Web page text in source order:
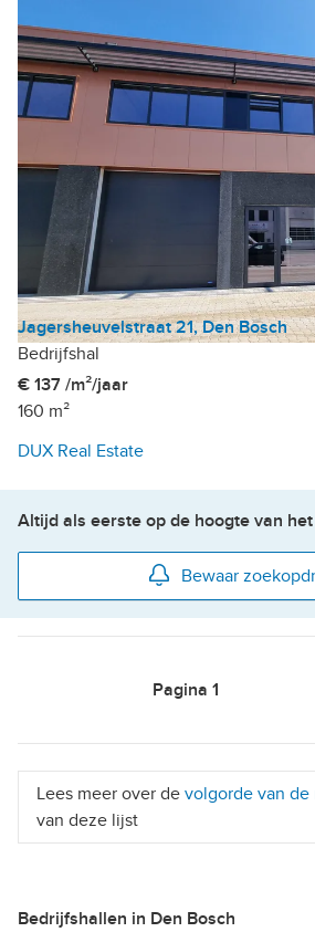
Jagersheuvelstraat 21, Den Bosch
Bedrijfshal
€ 137 /m²/jaar
160 m²
DUX Real Estate
Altijd als eerste op de hoogte van
Bewaar
Pagina 1
Lees meer over de volgorde van de
van deze lijst
Bedrijfshallen in Den Bosch